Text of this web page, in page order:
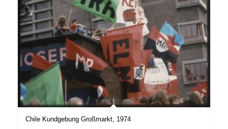
Chile Kundgebung Großmarkt, 1974